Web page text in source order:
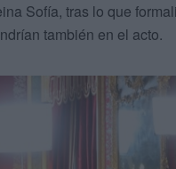
Sofía, tras lo que
también en el acto.